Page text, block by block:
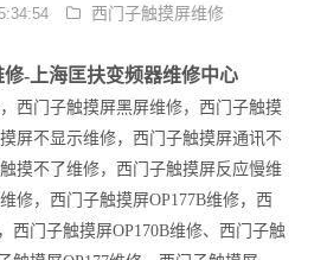
修
修
西门子触摸屏维修
修-上海匡扶变频器维修中心
西门子触摸屏黑屏维修，西门子触摸
屏不显示维修，西门子触摸屏通讯不
摸不了维修，西门子触摸屏反应慢维
修，西门子触摸屏OP177B维修，西
西门子触摸屏OP170B维修、西门子触